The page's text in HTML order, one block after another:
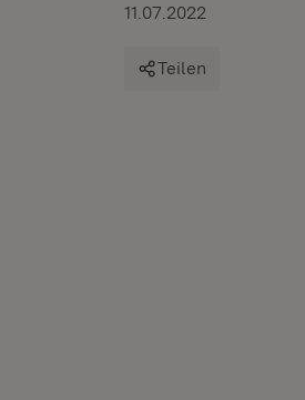
11.07.2022
Teilen